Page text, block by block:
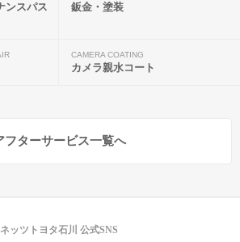
ンスパス
鈑金・塗装
CAMERA COATING
カメラ親水コート
フターサービス一覧へ
ネッツトヨタ石川 公式SNS